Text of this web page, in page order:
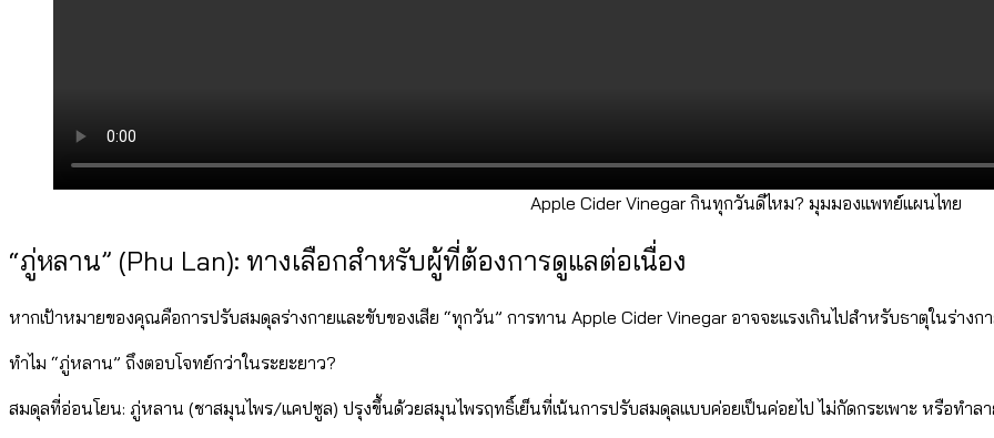
Apple Cider Vinegar กินทุกวันดีไหม? มุมมองแพทย์แผนไทย
“ภู่หลาน” (Phu Lan): ทางเลือกสำหรับผู้ที่ต้องการดูแลต่อเนื่อง
หากเป้าหมายของคุณคือการปรับสมดุลร่างกายและขับของเสีย “ทุกวัน” การทาน Apple Cider Vinegar อาจจะแรงเกินไปสำหรับธาตุในร่างก
ทำไม “ภู่หลาน” ถึงตอบโจทย์กว่าในระยะยาว?
สมดุลที่อ่อนโยน: ภู่หลาน (ชาสมุนไพร/แคปซูล) ปรุงขึ้นด้วยสมุนไพรฤทธิ์เย็นที่เน้นการปรับสมดุลแบบค่อยเป็นค่อยไป ไม่กัดกระเพาะ หรือทำล